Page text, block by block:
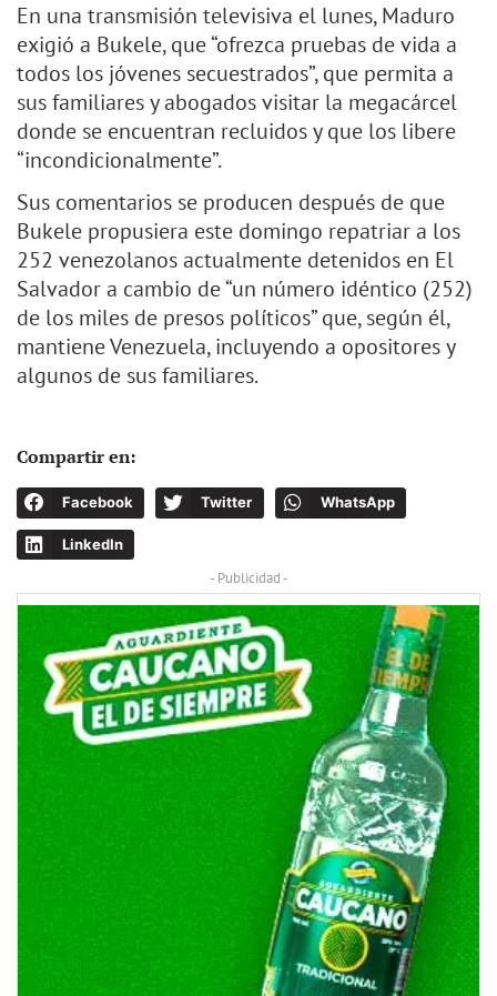
En una transmisión televisiva el lunes, Maduro
exigió a Bukele, que “ofrezca pruebas de vida a
todos los jóvenes secuestrados”, que permita a
sus familiares y abogados visitar la megacárcel
donde se encuentran recluidos y que los libere
“incondicionalmente”.
Sus comentarios se producen después de que
Bukele propusiera este domingo repatriar a los
252 venezolanos actualmente detenidos en El
Salvador a cambio de “un número idéntico (252)
de los miles de presos políticos” que, según él,
mantiene Venezuela, incluyendo a opositores y
algunos de sus familiares.
Compartir en:
Facebook Twitter WhatsApp
LinkedIn
- Publicidad -